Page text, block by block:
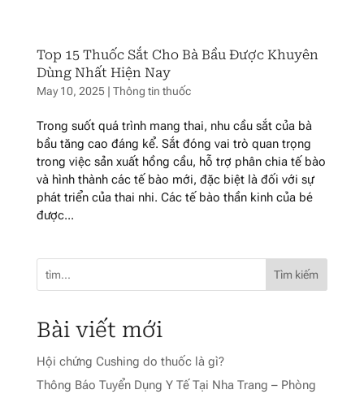
Top 15 Thuốc Sắt Cho Bà Bầu Được Khuyên
Dùng Nhất Hiện Nay
May 10, 2025| Thông tin thuốc
Trong suốt quá trình mang thai, nhu cầu sắt của bà
bầu tăng cao đáng kể. Sắt đóng vai trò quan trọng
trong việc sản xuất hồng cầu, hỗ trợ phân chia tế bào
và hình thành các tế bào mới, đặc biệt là đối với sự
phát triển của thai nhi. Các tế bào thần kinh của bé
được...
Tìm kiếm
Bài viết mới
Hội chứng Cushing do thuốc là gì?
Thông Báo Tuyển Dụng Y Tế Tại Nha Trang – Phòng